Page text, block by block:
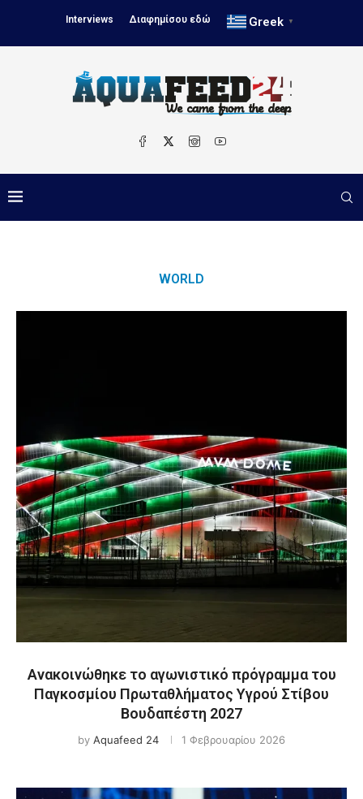
Interviews Διαφημίσου εδώ Greek ▼
WORLD
Ανακοινώθηκε το αγωνιστικό πρόγραμμα του
Παγκοσμίου Πρωταθλήματος Υγρού Στίβου
Βουδαπέστη 2027
by Aquafeed 24 1 Φεβρουαρίου 2026